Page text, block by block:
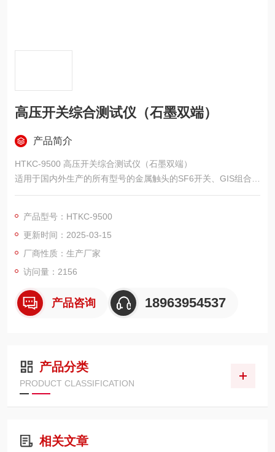
高压开关综合测试仪（石墨双端）
产品简介
HTKC-9500 高压开关综合测试仪（石墨双端）
适用于国内外生产的所有型号的金属触头的SF6开关、GIS组合电
器、真空开关、油开关
8.4寸彩色大屏，windows操作系统，配备U盘接口，触摸屏
配备直线传感器、旋转传感器、万能传感器以及支架、固定多功
能接头
内部抗干扰电路可满足800KV变电站内可靠使用
产品型号：HTKC-9500
更新时间：2025-03-15
厂商性质：生产厂家
访问量：2156
产品咨询 18963954537
产品分类
PRODUCT CLASSIFICATION
相关文章